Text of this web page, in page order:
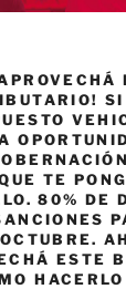
SI
TE
80% DE
ESTE
HACERLO